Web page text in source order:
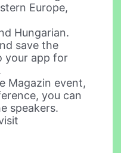
Europe,
Hungarian.
save the
your app for
Magazin event,
you can
speakers.